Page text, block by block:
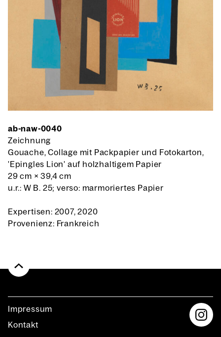
ab-naw-0040
Zeichnung
Gouache, Collage mit Packpapier und Fotokarton,
'Epingles Lion' auf holzhaltigem Papier
29 cm ×39,4 cm
u.r.: W B. 25; verso: marmoriertes Papier
Expertisen: 2007, 2020
Provenienz: Frankreich
Impres­sum
Kon­takt